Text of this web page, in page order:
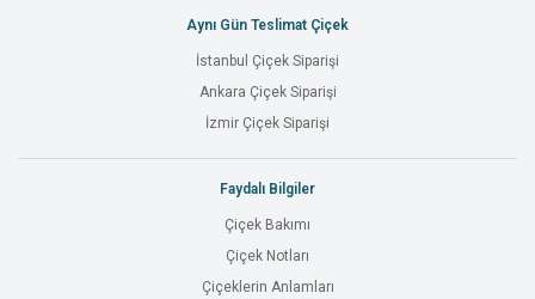
Aynı Gün Teslimat Çiçek
İstanbul Çiçek Siparişi
Ankara Çiçek Siparişi
İzmir Çiçek Siparişi
Faydalı Bilgiler
Çiçek Bakımı
Çiçek Notları
Çiçeklerin Anlamları